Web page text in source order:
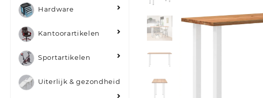
Hardware
Kantoorartikelen
Sportartikelen
Uiterlijk & gezondheid